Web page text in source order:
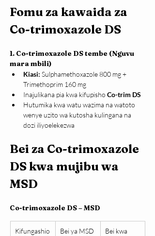
Fomu za kawaida za
Co-trimoxazole DS
1. Co-trimoxazole DS tembe (Nguvu
mara mbili)
Kiasi: Sulphamethoxazole 800 mg +
Trimethoprim 160 mg
Inajulikana pia kwa kifupisho Co-trim DS
Hutumika kwa watu wazima na watoto
wenye uzito wa kutosha kulingana na
dozi iliyoelekezwa
Bei za Co-trimoxazole
DS kwa mujibu wa
MSD
Co-trimoxazole DS – MSD
Kifungashio
Bei ya MSD
Bei kwa